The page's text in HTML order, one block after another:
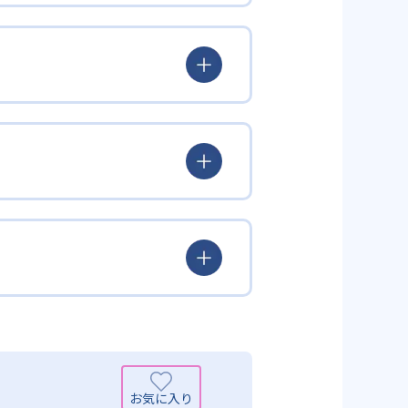
われず、生徒の理解度を最優
が個々のペースで学習すること
どん先取り学習を進めたりする
め、生徒に最適化された学習計
しずつレベルアップするスモー
から進んで学習する」姿勢や態
れるよう「無学年方式」を採用
えた知識の量などで測りやすい
、勉強全体の底力のようなもの
ている。また、この2教科を切
礎力を上げたい人に向いてい
よくわかるというもの。基礎か
で対応している。算数と国語を
「自信を」「生きる力を」と